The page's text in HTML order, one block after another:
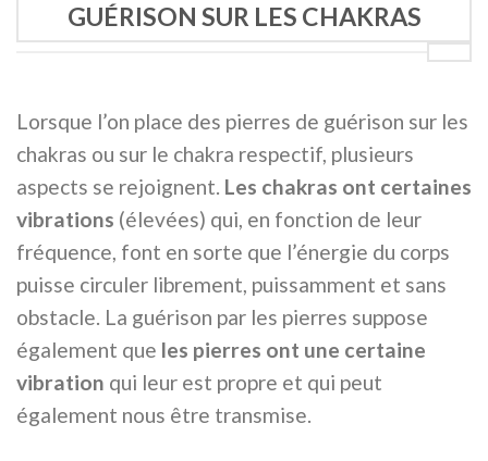
GUÉRISON SUR LES CHAKRAS
Lorsque l’on place des pierres de guérison sur les
chakras ou sur le chakra respectif, plusieurs
aspects se rejoignent. Les chakras ont certaines
vibrations (élevées) qui, en fonction de leur
fréquence, font en sorte que l’énergie du corps
puisse circuler librement, puissamment et sans
obstacle. La guérison par les pierres suppose
également que les pierres ont une certaine
vibration qui leur est propre et qui peut
également nous être transmise.